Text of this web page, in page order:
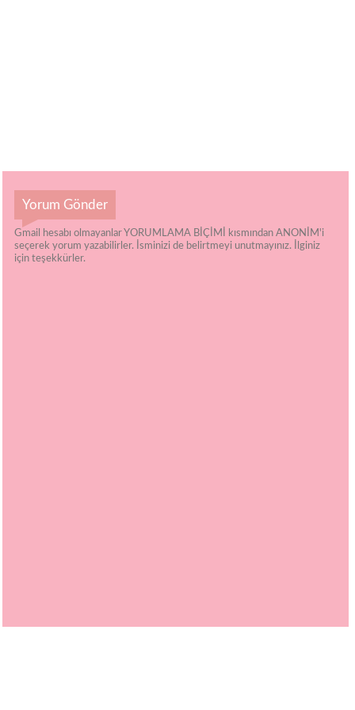
Yorum Gönder
Gmail hesabı olmayanlar YORUMLAMA BİÇİMİ kısmından ANONİM'i
seçerek yorum yazabilirler. İsminizi de belirtmeyi unutmayınız. İlginiz
için teşekkürler.